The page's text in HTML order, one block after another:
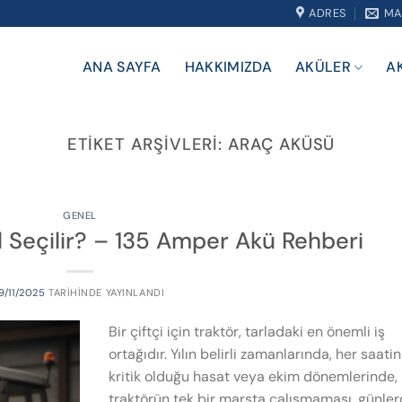
ADRES
ANA SAYFA HAKKIMIZDA AKÜLER
ETIKET ARŞIVLERI:ARAÇ AKÜSÜ
GENEL
Seçilir? – 135 Amper Akü Rehberi
11/2025 TARIHINDE YAYINLANDI
Bir çiftçi için traktör, tarladaki en önemli iş
ortağıdır. Yılın belirli zamanlarında, her saatin
kritik olduğu hasat veya ekim dönemlerinde,